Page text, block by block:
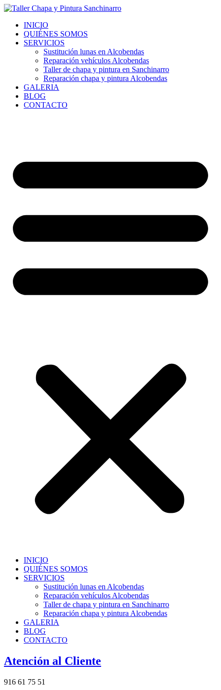
Ir
contenidoINICIO
QUIÉNES SOMOS
SERVICIOS
Sustitución lunas en Alcobendas
Reparación vehículos Alcobendas
Taller de chapa y pintura en Sanchinarro
Reparación chapa y pintura Alcobendas
GALERIA
BLOG
CONTACTO
INICIO
QUIÉNES SOMOS
SERVICIOS
Sustitución lunas en Alcobendas
Reparación vehículos Alcobendas
Taller de chapa y pintura en Sanchinarro
Reparación chapa y pintura Alcobendas
GALERIA
BLOG
CONTACTO
Atención al Cliente
916 61 75 51